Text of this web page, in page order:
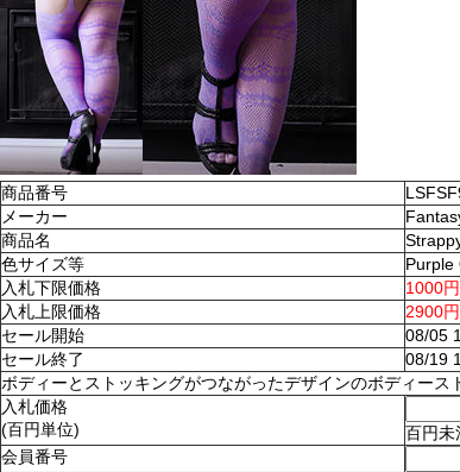
商品番号
メーカー
商品名
色サイズ等
Purple
入札下限価格
1000円
入札上限価格
2900円
セール開始
08/05
セール終了
08/19
ボディーとストッキングがつながったデザインのボディー
入札価格
(百円単位)
百円未
会員番号